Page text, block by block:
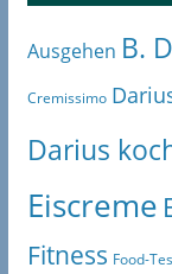
Ausgehen B.
Cremissimo
Darius
Eiscreme
Fitness Food-